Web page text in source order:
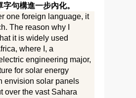
句構進一步內化。
one foreign language, it
The reason why I
it is widely used
where I, a
engineering major,
for solar energy
envision solar panels
over the vast Sahara